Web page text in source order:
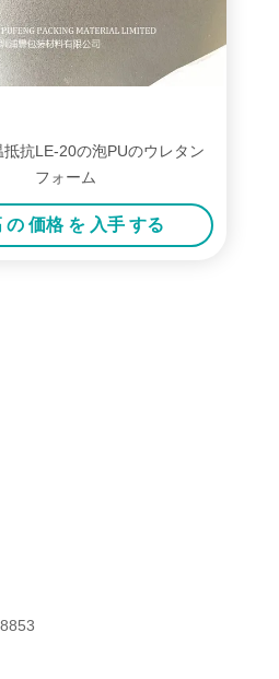
抵抗LE-20の泡PUのウレタン
フォーム
の 価格 を 入手 する